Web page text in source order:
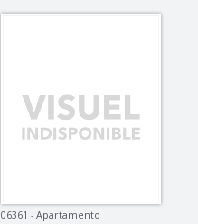
06361 - Apartamento